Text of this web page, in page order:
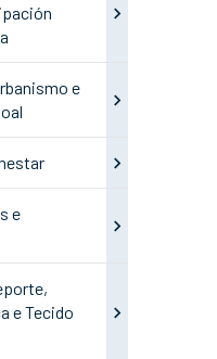
e
e
e Tecido